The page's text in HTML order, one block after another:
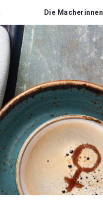
Die Macherinnen